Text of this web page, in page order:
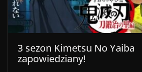
3 sezon Kimetsu No Yaiba
zapowiedziany!